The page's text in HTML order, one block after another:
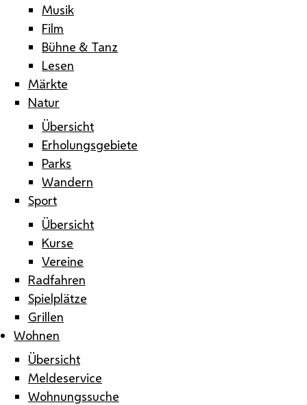
Musik
Film
Bühne & Tanz
Lesen
Märkte
Natur
Übersicht
Erholungsgebiete
Parks
Wandern
Sport
Übersicht
Kurse
Vereine
Radfahren
Spielplätze
Grillen
Wohnen
Übersicht
Meldeservice
Wohnungssuche